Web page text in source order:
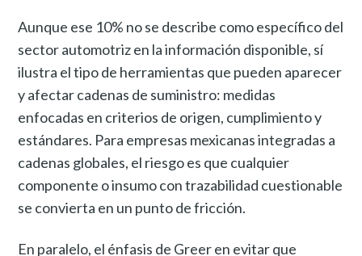
Aunque ese 10% no se describe como específico del
sector automotriz en la información disponible, sí
ilustra el tipo de herramientas que pueden aparecer
y afectar cadenas de suministro: medidas
enfocadas en criterios de origen, cumplimiento y
estándares. Para empresas mexicanas integradas a
cadenas globales, el riesgo es que cualquier
componente o insumo con trazabilidad cuestionable
se convierta en un punto de fricción.
En paralelo, el énfasis de Greer en evitar que